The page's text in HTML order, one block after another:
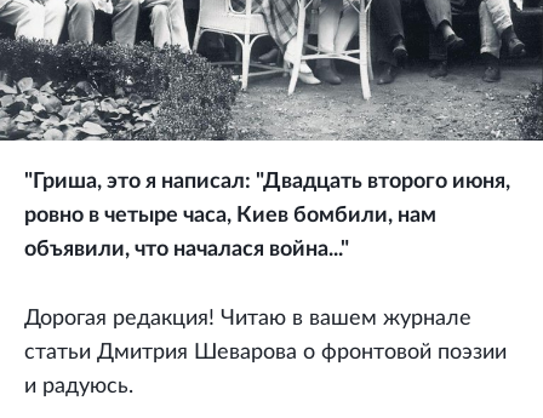
"Гриша, это я написал: "Двадцать второго июня,
ровно в четыре часа, Киев бомбили, нам
объявили, что началася война..."
Дорогая редакция! Читаю в вашем журнале
статьи Дмитрия Шеварова о фронтовой поэзии
и радуюсь.